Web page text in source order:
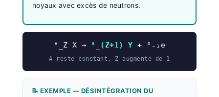
noyaux avec excès de neutrons.
ᴬ_Z X → ᴬ_(Z+1) Y + ⁰₋₁e
A reste constant, Z augmente de 1
📝 EXEMPLE — DÉSINTÉGRATION DU